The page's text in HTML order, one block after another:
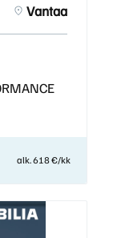
Vantaa
alk. 618 €/kk